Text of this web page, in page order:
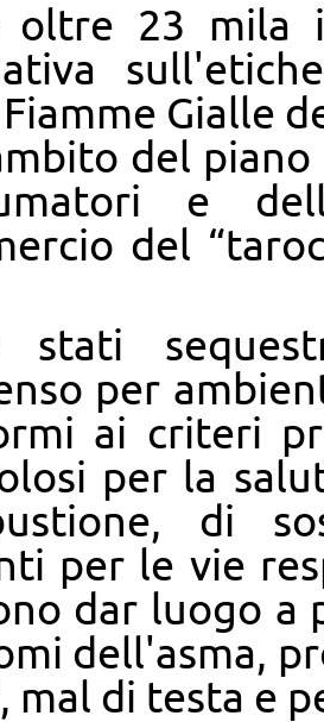
oltre 23
Gialle
del piano
e
del
stati
per
ai criteri
per la
di
per le vie
dar luogo a
dell'asma,
mal di testa e